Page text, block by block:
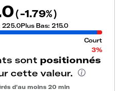
(-1.79%)
225.0Plus Bas: 215.0
Court
3%
sont positionnés
cette valeur.
d'au moins 20 min